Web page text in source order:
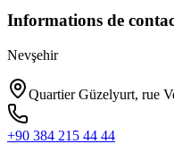
Informations de
Nevşehir
Quartier Güzelyurt, rue
+90 384 215 44 44